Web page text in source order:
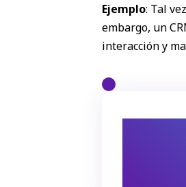
Ejemplo: Tal
embargo, un
interacción y